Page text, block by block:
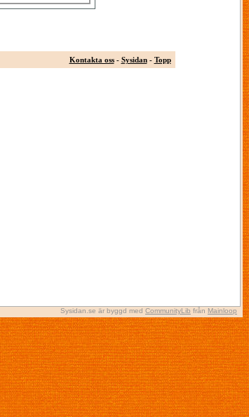
Kontakta oss- Sysidan- Topp
Sysidan.se är byggd med CommunityLib från Mainloop